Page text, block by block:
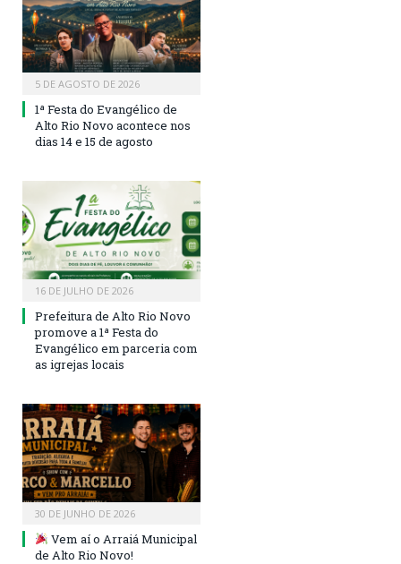
5 DE AGOSTO DE 2026
1ª Festa do Evangélico de
Alto Rio Novo acontece nos
dias 14 e 15 de agosto
16 DE JULHO DE 2026
Prefeitura de Alto Rio Novo
promove a 1ª Festa do
Evangélico em parceria com
as igrejas locais
30 DE JUNHO DE 2026
Vem aí o Arraiá Municipal
de Alto Rio Novo!